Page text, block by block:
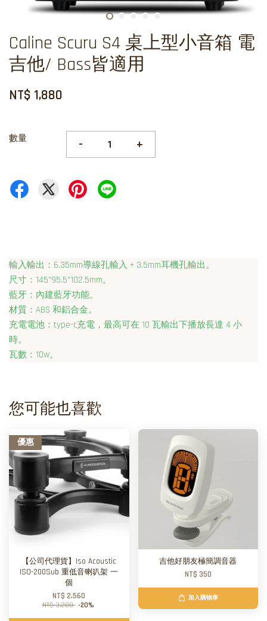
Caline Scuru S4 桌上型小音箱 電
吉他/ Bass皆適用
NT$ 1,880
數量 - +
輸入輸出：6.35mm導線孔輸入 + 3.5mm耳機孔輸出。
尺寸：145"95.5"102.5mm。
藍牙：內建藍牙功能。
材質：ABS 和鋁合金。
充電電池：type-c充電，最高可在 10 瓦輸出下播放長達 4 小
時。
瓦數：10w。
您可能也喜歡
優惠
【公司代理貨】Iso Acoustic
ISO-200Sub 重低音喇叭架 一
個
NT$ 2,560
NT$ 3,200 -20%
吉他好朋友極簡調音器
NT$ 350
加入購物車